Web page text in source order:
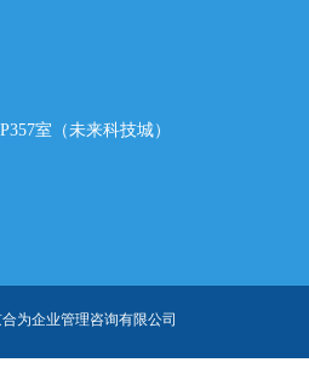
室（未来科技城）
为企业管理咨询有限公司